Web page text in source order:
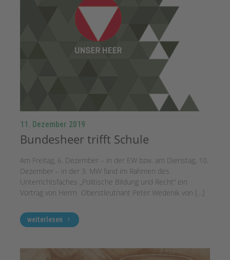
11. Dezember 2019
Bundesheer trifft Schule
Am Freitag, 6. Dezember – in der EW bzw. am Dienstag, 10.
Dezember – in der 3. MW fand im Rahmen des
Unterrichtsfaches „Politische Bildung und Recht“ ein
Vortrag von Herrn Oberstleutnant Peter Wedenik von […]
weiterlesen